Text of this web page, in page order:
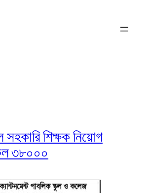
শিক্ষক নিয়োগ
৩৮০০০